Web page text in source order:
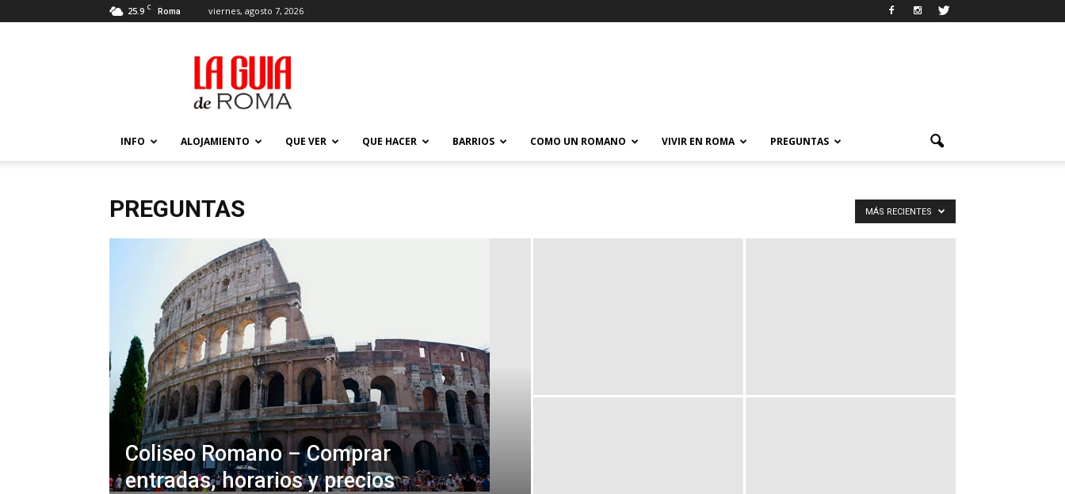
25.9 C Roma viernes, agosto 7, 2026
Actualizada
INFO ALOJAMIENTO QUE VER QUE HACER BARRIOS COMO UN ROMANO VIVIR EN ROMA PREGUNTAS
PREGUNTAS MÁS RECIENTES
Coliseo Romano – Comprar
entradas, horarios y precios